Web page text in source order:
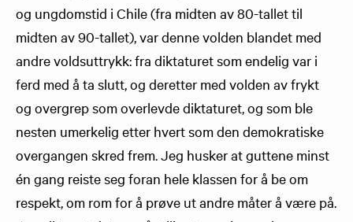
og ungdomstid i Chile (fra midten av 80-tallet til
midten av 90-tallet), var denne volden blandet med
andre voldsuttrykk: fra diktaturet som endelig var i
ferd med å ta slutt, og deretter med volden av frykt
og overgrep som overlevde diktaturet, og som ble
nesten umerkelig etter hvert som den demokratiske
overgangen skred frem. Jeg husker at guttene minst
én gang reiste seg foran hele klassen for å be om
respekt, om rom for å prøve ut andre måter å være på.